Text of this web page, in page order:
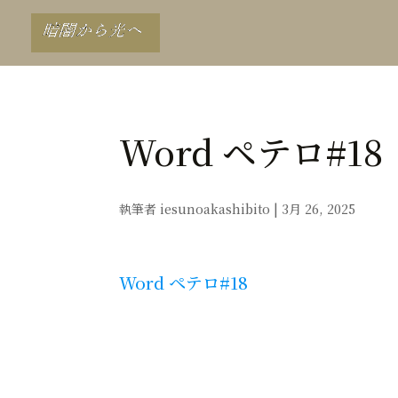
Word ペテロ#18
執筆者 iesunoakashibito | 3月 26, 2025
Word ペテロ#18